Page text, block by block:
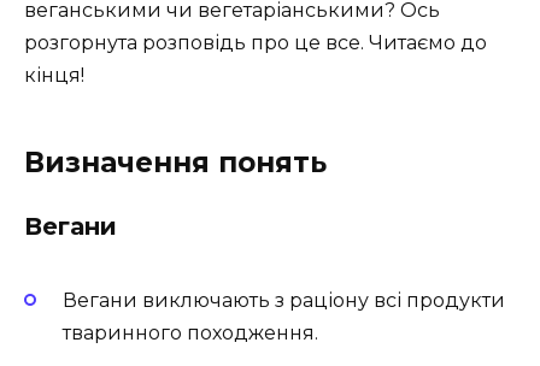
веганськими чи вегетаріанськими? Ось
розгорнута розповідь про це все. Читаємо до
кінця!
Визначення понять
Вегани
Вегани виключають з раціону всі продукти
тваринного походження.